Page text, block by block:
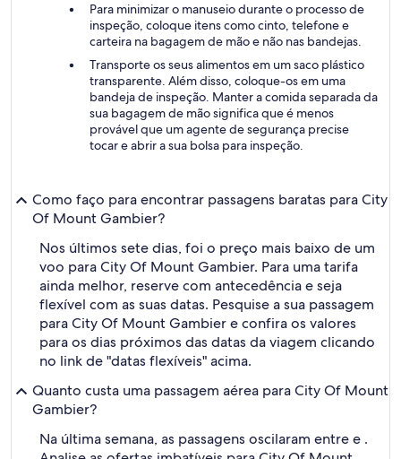
Para minimizar o manuseio durante o processo de
inspeção, coloque itens como cinto, telefone e
carteira na bagagem de mão e não nas bandejas.
Transporte os seus alimentos em um saco plástico
transparente. Além disso, coloque-os em uma
bandeja de inspeção. Manter a comida separada da
sua bagagem de mão significa que é menos
provável que um agente de segurança precise
tocar e abrir a sua bolsa para inspeção.
Como faço para encontrar passagens baratas para City
Of Mount Gambier?
Nos últimos sete dias, foi o preço mais baixo de um
voo para City Of Mount Gambier. Para uma tarifa
ainda melhor, reserve com antecedência e seja
flexível com as suas datas. Pesquise a sua passagem
para City Of Mount Gambier e confira os valores
para os dias próximos das datas da viagem clicando
no link de "datas flexíveis" acima.
Quanto custa uma passagem aérea para City Of Mount
Gambier?
Na última semana, as passagens oscilaram entre e .